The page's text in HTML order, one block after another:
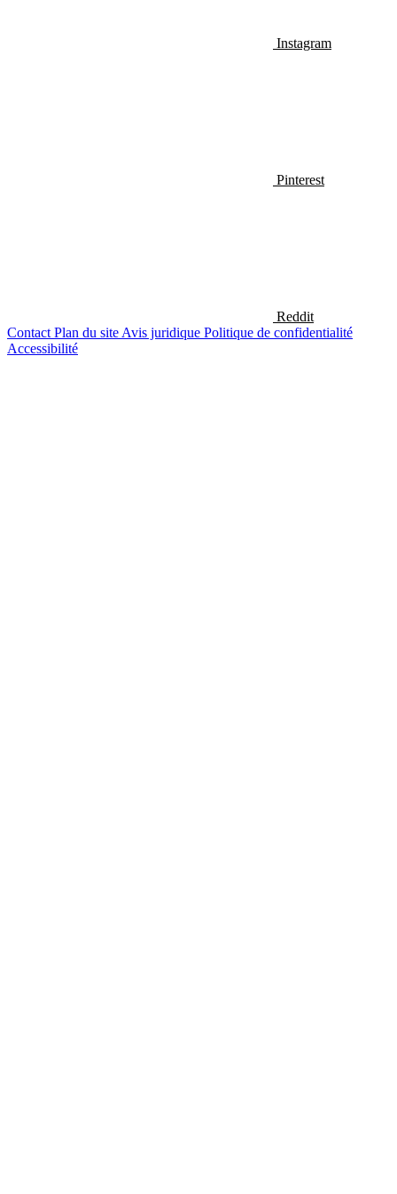
Instagram
Pinterest
Reddit
Contact Plan du site Avis juridique Politique de confidentialité
Accessibilité